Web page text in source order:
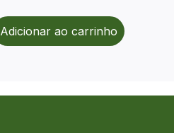
Adicionar ao carrinho